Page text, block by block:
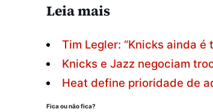
Leia mais
Tim Legler: “Knicks ainda
Knicks e Jazz negociam
Heat define prioridade de
Fica ou não fica?